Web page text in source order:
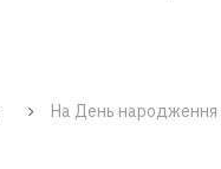
На День народження